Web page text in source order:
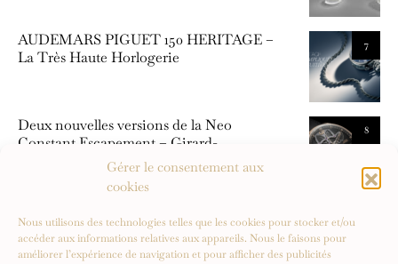
Gérer le consentement aux
cookies
Nous utilisons des technologies telles que les cookies pour stocker et/ou
accéder aux informations relatives aux appareils. Nous le faisons pour
améliorer l’expérience de navigation et pour afficher des publicités
7
AUDEMARS PIGUET 150 HERITAGE –
La Très Haute Horlogerie
8
Deux nouvelles versions de la Neo
Constant Escapement – Girard-
Gala revêt ses plus beaux atours